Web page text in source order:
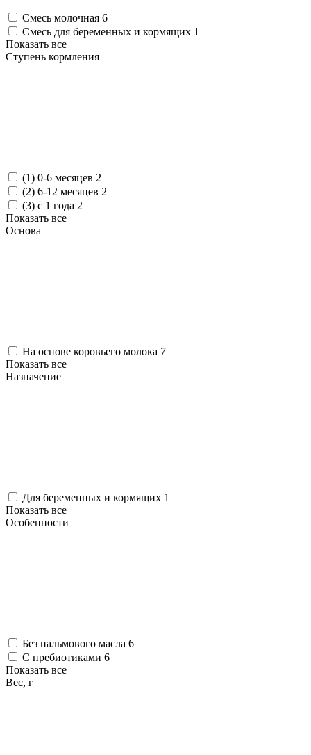
Смесь молочная 6
Смесь для беременных и кормящих 1
Показать все
Ступень кормления
(1) 0-6 месяцев 2
(2) 6-12 месяцев 2
(3) с 1 года 2
Показать все
Основа
На основе коровьего молока 7
Показать все
Назначение
Для беременных и кормящих 1
Показать все
Особенности
Без пальмового масла 6
С пребиотиками 6
Показать все
Вес, г